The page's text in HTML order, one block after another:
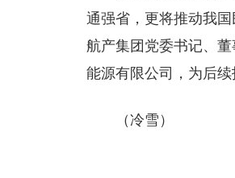
通强省，更将推动我国
航产集团党委书记、
能源有限公司，为后续
（冷雪）